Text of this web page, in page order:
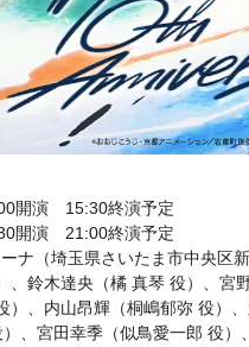
開演 15:30終演予定
開演 21:00終演予定
ナ（埼玉県さいたま市中央区新
、鈴木達央（橘 真琴 役）、宮
）、内山昂輝（桐嶋郁弥 役）
、宮田幸季（似鳥愛一郎 役）